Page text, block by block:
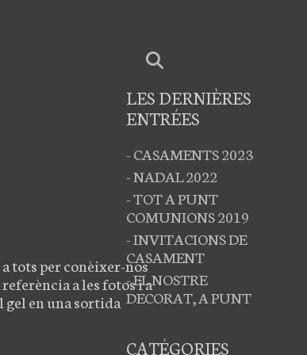
tots per conèixer-nos
a les fotos i a
gel en una sortida
LES DERNIÈRES
ENTRÉES
- CASAMENTS 2023
- NADAL 2022
- TOT A PUNT
COMUNIONS 2019
- INVITACIONS DE
CASAMENT
- EL NOSTRE
DECORAT, A PUNT
CATÉGORIES